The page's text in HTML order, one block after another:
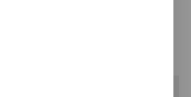
el 24 de abril!